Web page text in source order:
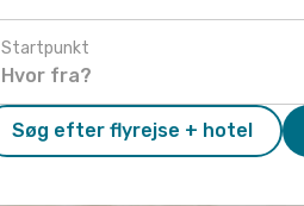
Startpunkt
Søg efter flyrejse + hotel